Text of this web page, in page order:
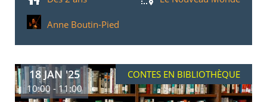
Anne Boutin-Pied
18 JAN '25
10:00 - 11:00
CONTES EN BIBLIOTHÈQUE